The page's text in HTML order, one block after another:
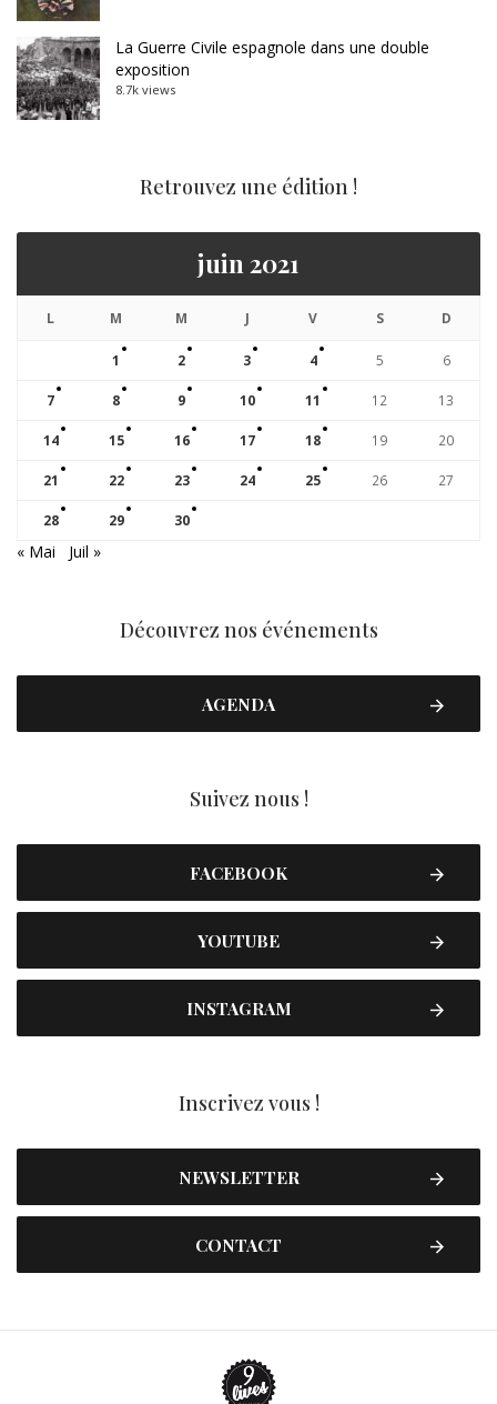
La Guerre Civile espagnole dans une double
exposition
8.7k views
Retrouvez une édition !
juin 2021
L M M J V S D
1 2 3 4 5 6
7 8 9 10 11 12 13
14 15 16 17 18 19 20
21 22 23 24 25 26 27
28 29 30
« Mai Juil »
Découvrez nos événements
AGENDA
Suivez nous !
FACEBOOK
YOUTUBE
INSTAGRAM
Inscrivez vous !
NEWSLETTER
CONTACT